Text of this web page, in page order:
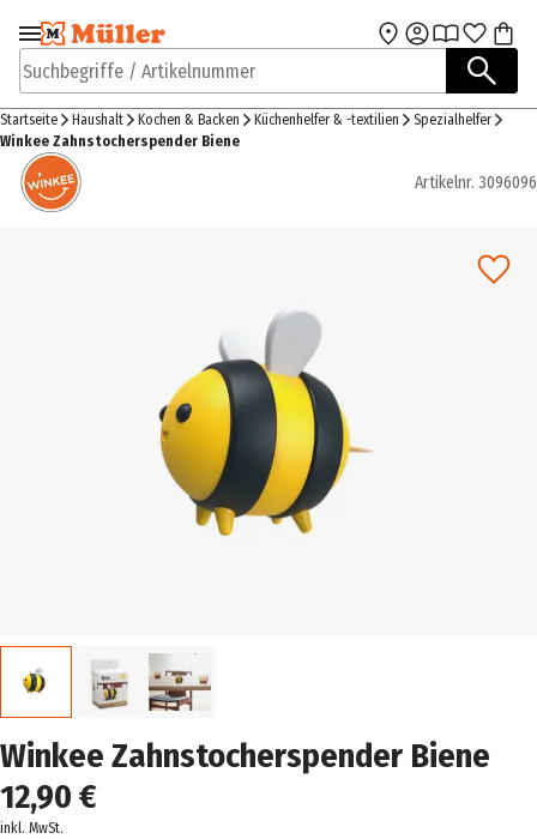
Zur Navigation
springen
Zum Hauptinhalt
Suchbegriffe / Artikelnummer
Startseite Haushalt Kochen & Backen Küchenhelfer & -textilien
Spezialhelfer
Winkee Zahnstocherspender Biene
Artikelnr. 3096096
Winkee Zahnstocherspender Biene
12,90 €
inkl. MwSt.